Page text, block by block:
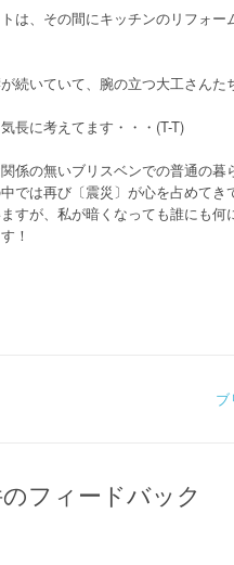
は、その間にキッチンのリフォ
続いていて、腕の立つ大工さんた
長に考えてます・・・(T-T)
係の無いブリスベンでの普通の
では再び〔震災〕が心を占めてき
すが、私が暗くなっても誰にも
！
ブ
のフィードバック